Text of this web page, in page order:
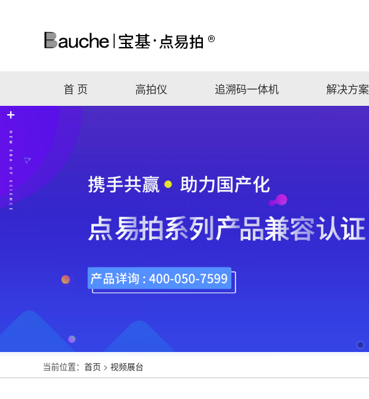
首 页 高拍仪 追溯码一体机 解决方案
当前位置： 首页 > 视频展台